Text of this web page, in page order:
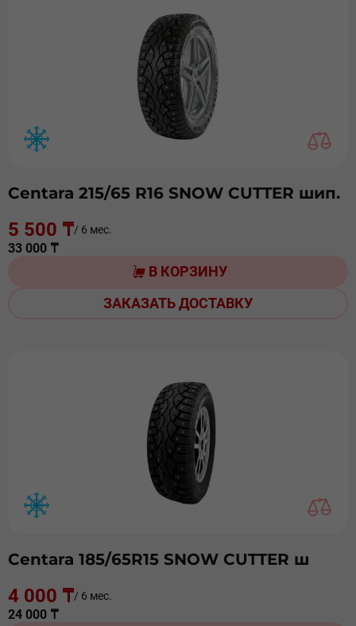
Centara 215/65 R16 SNOW CUTTER шип.
5 500 ₸/ 6 мес.
33 000 ₸
В КОРЗИНУ
ЗАКАЗАТЬ ДОСТАВКУ
Centara 185/65R15 SNOW CUTTER ш
4 000 ₸/ 6 мес.
24 000 ₸